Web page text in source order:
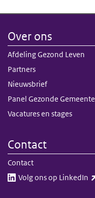
Over ons
Afdeling Gezond Leven
Partners
Nieuwsbrief
Panel Gezonde Gemeente
Vacatures en stages
Contact
Contact
Volg ons op LinkedIn​​